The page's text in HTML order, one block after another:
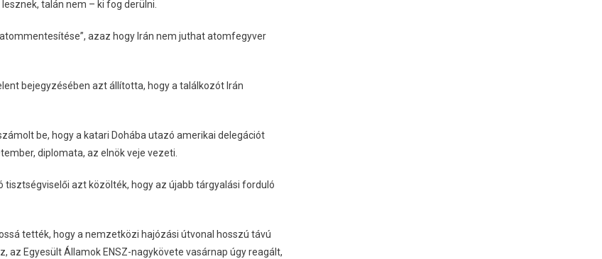
talán nem – ki fog derülni.
azaz hogy Irán nem juthat atomfegyver
bejegyzésében azt állította, hogy a találkozót Irán
be, hogy a katari Dohába utazó amerikai delegációt
diplomata, az elnök veje vezeti.
azt közölték, hogy az újabb tárgyalási forduló
tették, hogy a nemzetközi hajózási útvonal hosszú távú
Egyesült Államok ENSZ-nagykövete vasárnap úgy reagált,